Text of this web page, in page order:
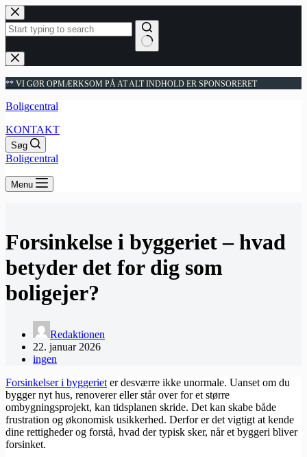
Fortsæt
til
indhold
Ingen
resultater
** VI GØR OPMÆRKSOM PÅ AT ALT INDHOLD ER SPONSORERET
Boligcentral
KONTAKT
Søg
Boligcentral
Menu
Forsinkelse i byggeriet – hvad
betyder det for dig som
boligejer?
Redaktionen
22. januar 2026
ingen
Forsinkelser i byggeriet er desværre ikke unormale. Uanset om du
bygger nyt hus, renoverer eller står over for et større
ombygningsprojekt, kan tidsplanen skride. Det kan skabe både
frustration og økonomisk usikkerhed. Derfor er det vigtigt at kende
dine rettigheder og forstå, hvad der typisk sker, når et byggeri bliver
forsinket.